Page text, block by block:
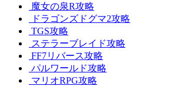
魔女の泉R攻略
ドラゴンズドグマ2攻略
TGS攻略
ステラーブレイド攻略
FF7リバース攻略
パルワールド攻略
マリオRPG攻略